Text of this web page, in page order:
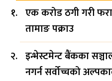
एक करोड ठगी गरी
तामाङ पक्राउ
इन्भेस्टमेन्ट बैंकका
नगर्न सर्वोच्चको